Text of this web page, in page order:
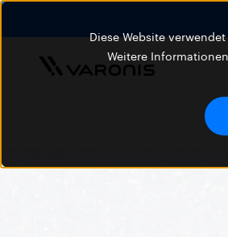
Diese Website
Weitere